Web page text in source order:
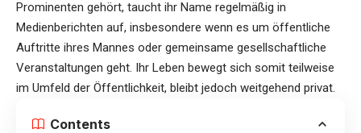
Prominenten gehört, taucht ihr Name regelmäßig in
Medienberichten auf, insbesondere wenn es um öffentliche
Auftritte ihres Mannes oder gemeinsame gesellschaftliche
Veranstaltungen geht. Ihr Leben bewegt sich somit teilweise
im Umfeld der Öffentlichkeit, bleibt jedoch weitgehend privat.
Contents